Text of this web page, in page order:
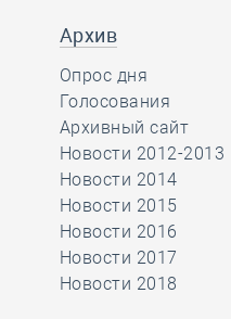
Архив
Опрос дня
Голосования
Архивный сайт
Новости 2012-2013
Новости 2014
Новости 2015
Новости 2016
Новости 2017
Новости 2018